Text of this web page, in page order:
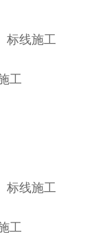
标线施工
标线施工